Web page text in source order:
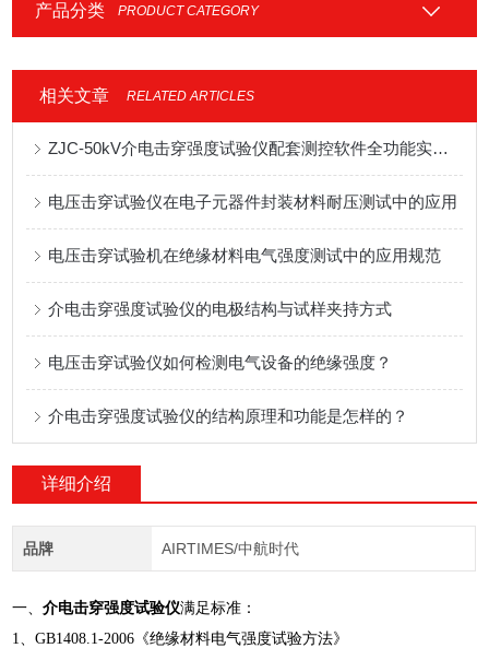
产品分类 PRODUCT CATEGORY
相关文章 RELATED ARTICLES
ZJC-50kV介电击穿强度试验仪配套测控软件全功能实操与数据管理教程
电压击穿试验仪在电子元器件封装材料耐压测试中的应用
电压击穿试验机在绝缘材料电气强度测试中的应用规范
介电击穿强度试验仪的电极结构与试样夹持方式
电压击穿试验仪如何检测电气设备的绝缘强度？
介电击穿强度试验仪的结构原理和功能是怎样的？
详细介绍
品牌 AIRTIMES/中航时代
一、介电击穿强度试验仪满足标准：
1、GB1408.1-2006《绝缘材料电气强度试验方法》